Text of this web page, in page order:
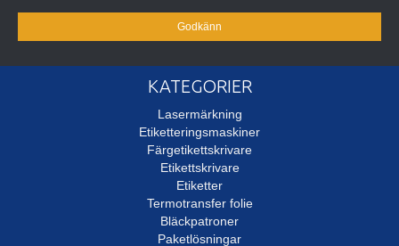
Godkänn
KATEGORIER
Lasermärkning
Etiketteringsmaskiner
Färgetikettskrivare
Etikettskrivare
Etiketter
Termotransfer folie
Bläckpatroner
Paketlösningar